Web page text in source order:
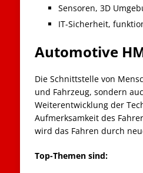
Sensoren, 3D
IT-Sicherheit,
Automotive
Die Schnittstelle von
und Fahrzeug, sondern
Weiterentwicklung der
Aufmerksamkeit des
wird das Fahren durch
Top-Themen sind: